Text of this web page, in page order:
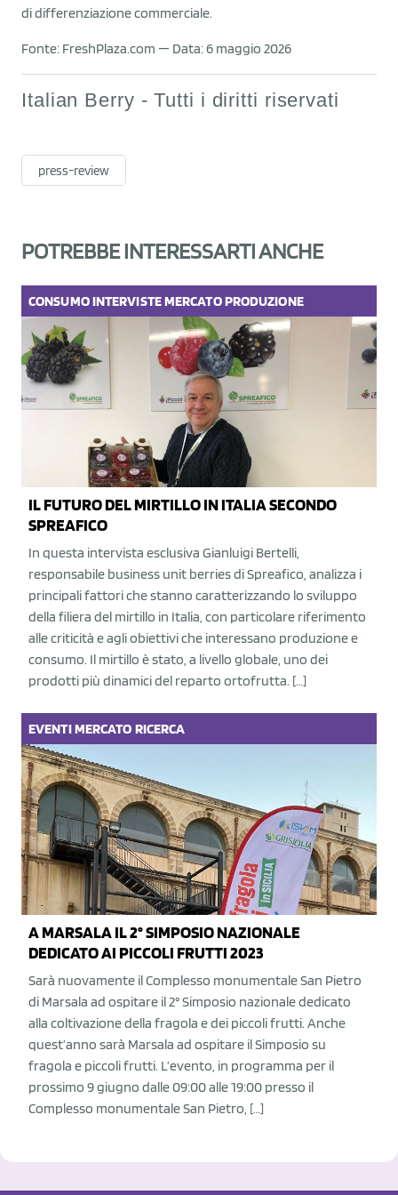
di differenziazione commerciale.
Fonte: FreshPlaza.com — Data: 6 maggio 2026
Italian Berry - Tutti i diritti riservati
press-review
POTREBBE INTERESSARTI ANCHE
CONSUMOINTERVISTEMERCATOPRODUZIONE
IL FUTURO DEL MIRTILLO IN ITALIA SECONDO
SPREAFICO
In questa intervista esclusiva Gianluigi Bertelli,
responsabile business unit berries di Spreafico, analizza i
principali fattori che stanno caratterizzando lo sviluppo
della filiera del mirtillo in Italia, con particolare riferimento
alle criticità e agli obiettivi che interessano produzione e
consumo. Il mirtillo è stato, a livello globale, uno dei
prodotti più dinamici del reparto ortofrutta. […]
EVENTIMERCATO RICERCA
A MARSALA IL 2° SIMPOSIO NAZIONALE
DEDICATO AI PICCOLI FRUTTI 2023
Sarà nuovamente il Complesso monumentale San Pietro
di Marsala ad ospitare il 2° Simposio nazionale dedicato
alla coltivazione della fragola e dei piccoli frutti. Anche
quest’anno sarà Marsala ad ospitare il Simposio su
fragola e piccoli frutti. L’evento, in programma per il
prossimo 9 giugno dalle 09:00 alle 19:00 presso il
Complesso monumentale San Pietro, […]